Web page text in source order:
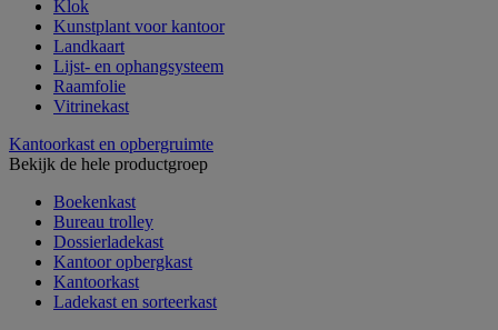
Klok
Kunstplant voor kantoor
Landkaart
Lijst- en ophangsysteem
Raamfolie
Vitrinekast
Kantoorkast en opbergruimte
Bekijk de hele productgroep
Boekenkast
Bureau trolley
Dossierladekast
Kantoor opbergkast
Kantoorkast
Ladekast en sorteerkast